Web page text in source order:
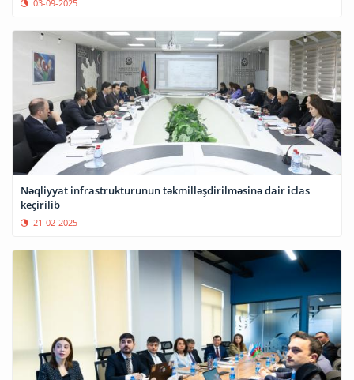
03-09-2025
Nəqliyyat infrastrukturunun təkmilləşdirilməsinə dair iclas
keçirilib
21-02-2025